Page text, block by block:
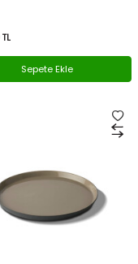
TL
Sepete Ekle